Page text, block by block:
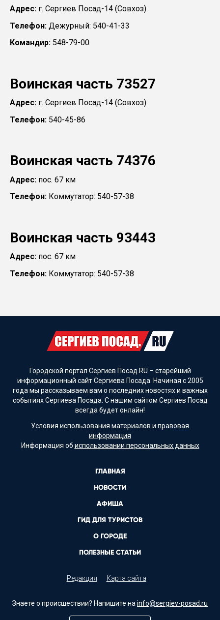
Адрес: г. Сергиев Посад-14 (Совхоз)
Телефон: Дежурный: 540-41-33
Командир: 548-79-00
Воинская часть 73527
Адрес: г. Сергиев Посад-14 (Совхоз)
Телефон: 540-45-86
Воинская часть 74376
Адрес: пос. 67 км
Телефон: Коммутатор: 540-57-38
Воинская часть 93443
Адрес: пос. 67 км
Телефон: Коммутатор: 540-57-38
Городской портал Сергиев Посад.RU – старейший
информационный сайт Сергиева Посада. Начиная с 2005
года мы рассказываем вам о последних новостях и важных
событиях Сергиева Посада. С нашим сайтом Сергиев Посад
всегда будет онлайн!
Условия использования материалов и правовая
информация
Информация об использовании персональных данных
ГЛАВНАЯ
НОВОСТИ
АФИША
ГИД ДЛЯ ТУРИСТОВ
О ГОРОДЕ
ПОЛЕЗНЫЕ СТАТЬИ
Редакция Карта сайта
Знаете о происшествии? Напишите на info@sergiev-posad.ru